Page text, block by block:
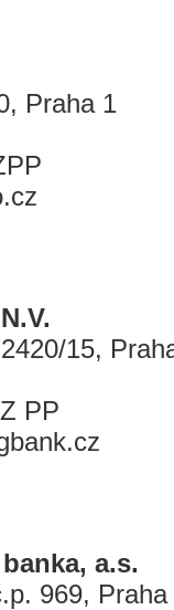
Praha 1
15,
PP
a.s.
969, Praha